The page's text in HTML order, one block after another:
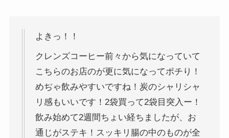
よきっ！！
クレンズコーヒー前々から気になっていて
こちらのお店のが更に気になってポチり！
めぢゃ飲みやすいですね！炭のシャリシャ
リ感もいいです！2袋買って2袋目突入ー！
飲み始めて2週間ちょい経ちましたが、お
通じがステキ！スッキリ腸の中のものが全